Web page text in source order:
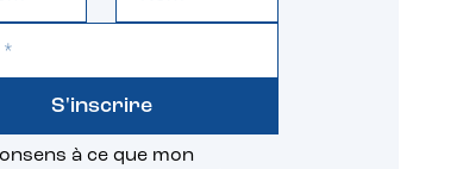
à ce que mon
S'inscrire